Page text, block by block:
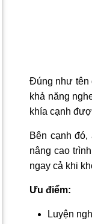
Đúng như tên
khả năng
khía cạnh
Bên cạnh
nâng cao
ngay cả khi
Ưu điểm:
Luyện